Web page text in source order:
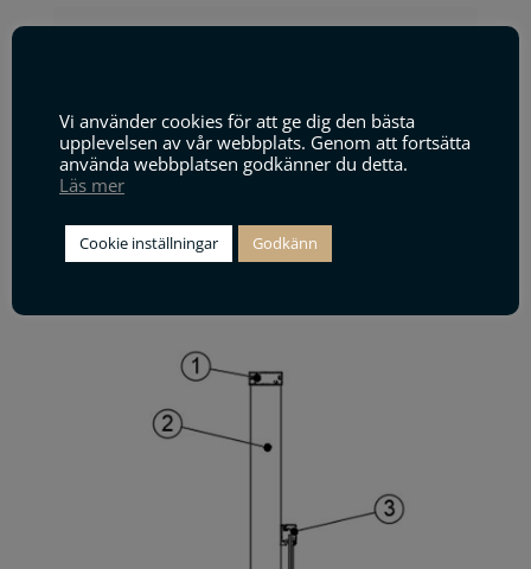
4 Säkerhetsglas
6 Stolphållare
7 Skruv M10 rfr
Bricka M10 rfr
Vi använder cookies för att ge dig den bästa
upplevelsen av vår webbplats. Genom att fortsätta
använda webbplatsen godkänner du detta.
Läs mer
Cookie inställningar Godkänn